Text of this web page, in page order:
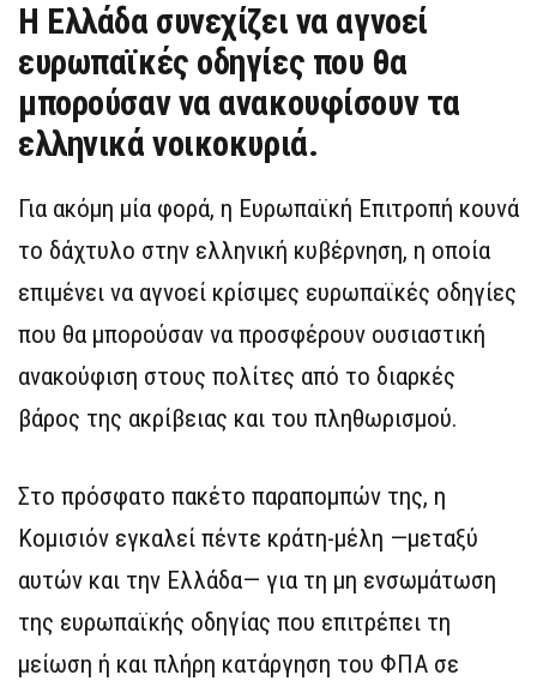
Η Ελλάδα συνεχίζει να αγνοεί
ευρωπαϊκές οδηγίες που θα
μπορούσαν να ανακουφίσουν τα
ελληνικά νοικοκυριά.
Για ακόμη μία φορά, η Ευρωπαϊκή Επιτροπή κουνά
το δάχτυλο στην ελληνική κυβέρνηση, η οποία
επιμένει να αγνοεί κρίσιμες ευρωπαϊκές οδηγίες
που θα μπορούσαν να προσφέρουν ουσιαστική
ανακούφιση στους πολίτες από το διαρκές
βάρος της ακρίβειας και του πληθωρισμού.
Στο πρόσφατο πακέτο παραπομπών της, η
Κομισιόν εγκαλεί πέντε κράτη-μέλη —μεταξύ
αυτών και την Ελλάδα— για τη μη ενσωμάτωση
της ευρωπαϊκής οδηγίας που επιτρέπει τη
μείωση ή και πλήρη κατάργηση του ΦΠΑ σε